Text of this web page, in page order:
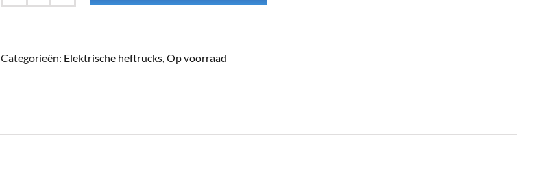
48
volt
aantal
Categorieën: Elektrische heftrucks,Op voorraad